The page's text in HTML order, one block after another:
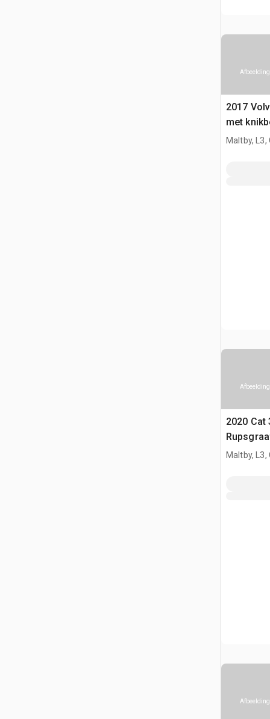
2017
met
Maltby, L3,
2020 Cat
Maltby, L3,